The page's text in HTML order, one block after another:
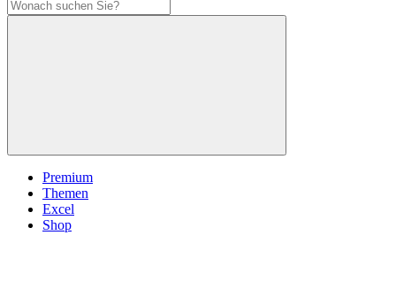
Premium
Themen
Excel
Shop